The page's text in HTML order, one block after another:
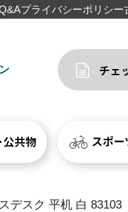
プライバシーポリシー
デスク 平机 白 83103